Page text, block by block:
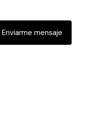
Enviarme mensaje